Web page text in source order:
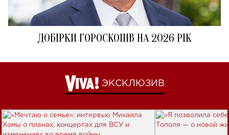
ДОБІРКИ ГОРОСКОПІВ НА 2026 РІК
ЭКСКЛЮЗИВ